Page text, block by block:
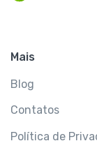
Mais
Blog
Contatos
Política de